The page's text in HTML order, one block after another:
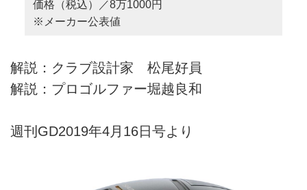
価格（税込）／8万1000円
※メーカー公表値
解説：クラブ設計家 松尾好員
解説：プロゴルファー堀越良和
週刊GD2019年4月16日号より